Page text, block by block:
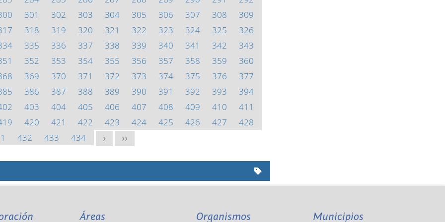
301 302 303 304 305 306 307 308
309
318 319 320 321 322 323 324 325
326
335 336 337 338 339 340 341 342
343
352 353 354 355 356 357 358 359
360
369 370 371 372 373 374 375 376
377
386 387 388 389 390 391 392 393
394
403 404 405 406 407 408 409 410
411
420 421 422 423 424 425 426 427
428
432 433 434 > >>
Áreas Organismos Municipios